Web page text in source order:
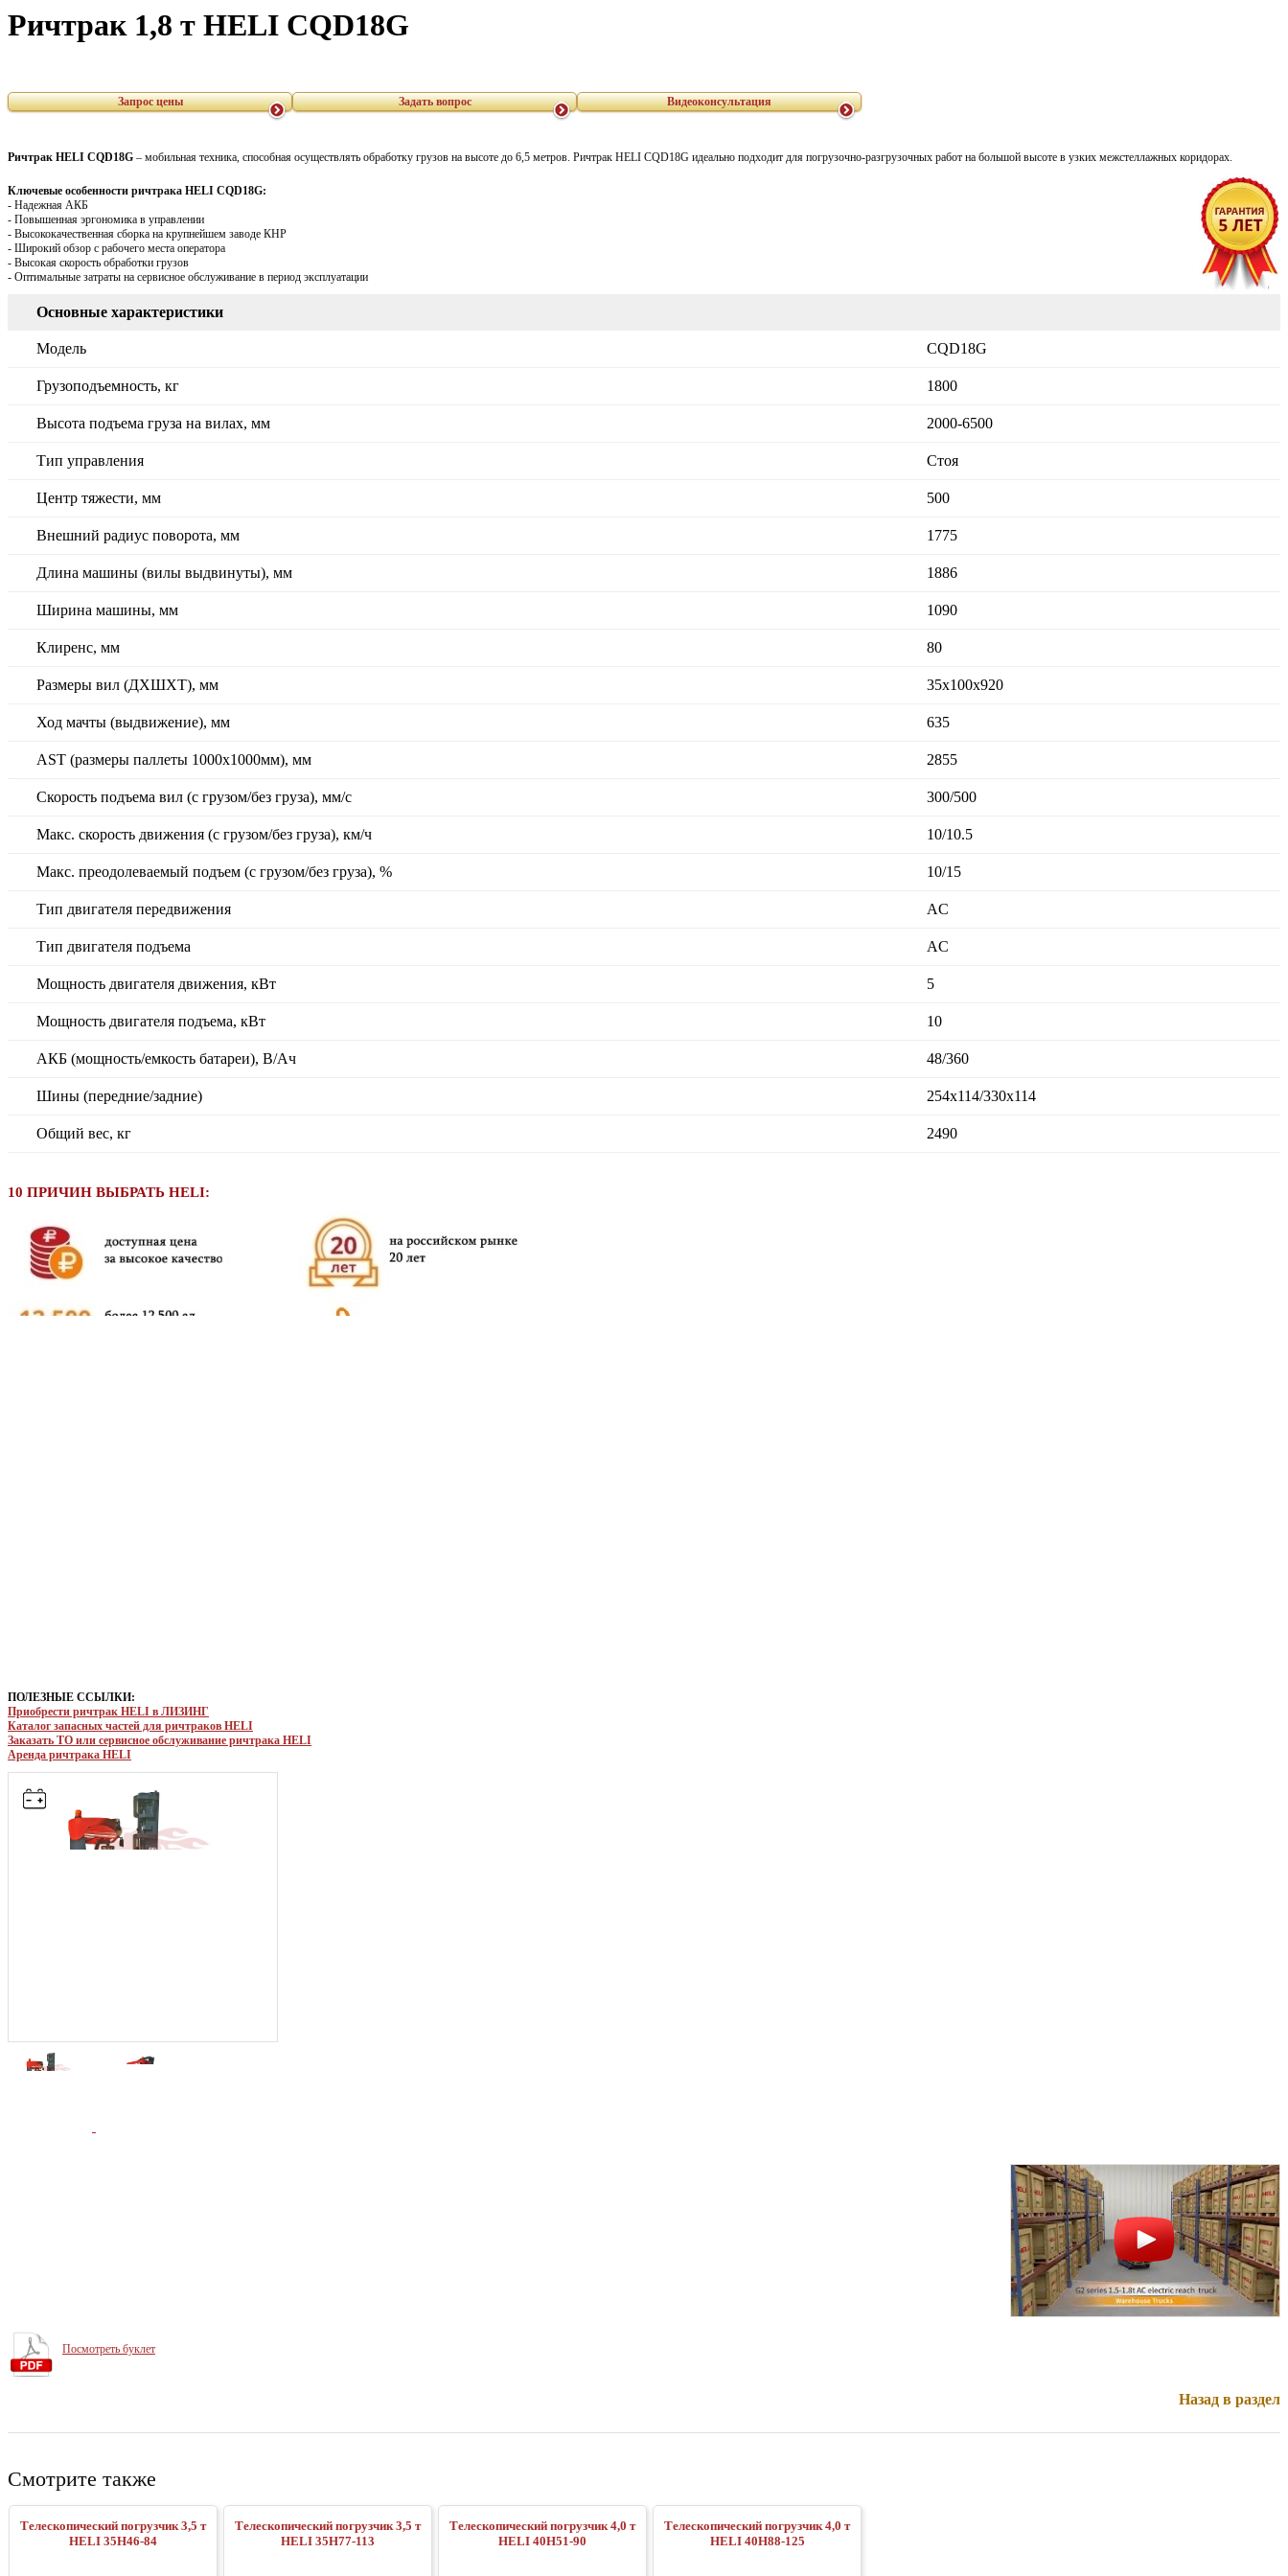
Ричтрак 1,8 т HELI CQD18G
Запрос цены Задать вопрос Видеоконсультация
Ричтрак HELI CQD18G – мобильная техника, способная осуществлять обработку грузов на высоте до 6,5 метров. Ричтрак HELI CQD18G идеально подходит для погрузочно-разгрузочных работ на большой высоте в узких межстеллажных коридорах.
Ключевые особенности ричтрака HELI CQD18G:
- Надежная АКБ
- Повышенная эргономика в управлении
- Высококачественная сборка на крупнейшем заводе КНР
- Широкий обзор с рабочего места оператора
- Высокая скорость обработки грузов
- Оптимальные затраты на сервисное обслуживание в период эксплуатации
Основные характеристики
Модель CQD18G
Грузоподъемность, кг 1800
Высота подъема груза на вилах, мм 2000-6500
Тип управления Стоя
Центр тяжести, мм 500
Внешний радиус поворота, мм 1775
Длина машины (вилы выдвинуты), мм 1886
Ширина машины, мм 1090
Клиренс, мм 80
Размеры вил (ДXШXТ), мм 35x100x920
Ход мачты (выдвижение), мм 635
AST (размеры паллеты 1000x1000мм), мм 2855
Скорость подъема вил (с грузом/без груза), мм/с 300/500
Макс. скорость движения (с грузом/без груза), км/ч 10/10.5
Макс. преодолеваемый подъем (с грузом/без груза), % 10/15
Тип двигателя передвижения AC
Тип двигателя подъема AC
Мощность двигателя движения, кВт 5
Мощность двигателя подъема, кВт 10
АКБ (мощность/емкость батареи), В/Ач 48/360
Шины (передние/задние) 254x114/330x114
Общий вес, кг 2490
10 ПРИЧИН ВЫБРАТЬ HELI:
ПОЛЕЗНЫЕ ССЫЛКИ:
Приобрести ричтрак HELI в ЛИЗИНГ
Каталог запасных частей для ричтраков HELI
Заказать ТО или сервисное обслуживание ричтрака HELI
Аренда ричтрака HELI
Посмотреть буклет
Назад в раздел
Смотрите также
Телескопический погрузчик 3,5 т
HELI 35H46-84
Телескопический погрузчик 3,5 т
HELI 35H77-113
Телескопический погрузчик 4,0 т
HELI 40H51-90
Телескопический погрузчик 4,0 т
HELI 40H88-125